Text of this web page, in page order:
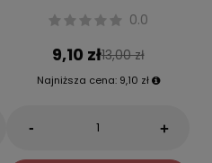
0.0
9,10 zł13,00 zł
Najniższa cena: 9,10 zł
- +